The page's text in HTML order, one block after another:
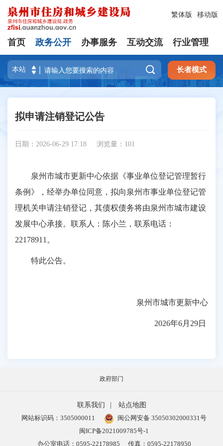
繁体版 移动版
首页 政务公开 办事服务 互动交流 行业管理
 长者模式
拟申请注销登记公告
日期：2026-06-29 17:18 浏览量： 101
泉州市城市更新中心依据《事业单位登记管理暂行
条例》，经举办单位同意，拟向泉州市事业单位登记管
理机关申请注销登记，其债权债务将由泉州市城市建设
发展中心承接。联系人：陈小兰，联系电话：
22178911。
特此公告。
泉州市城市更新中心
2026年6月29日
政府部门
联系我们
站点地图
网站标识码：3505000011
闽公网安备 35050302000331号
闽ICP备2021009785号-1
办公室电话：0595-22178985
传真：0595-22178950